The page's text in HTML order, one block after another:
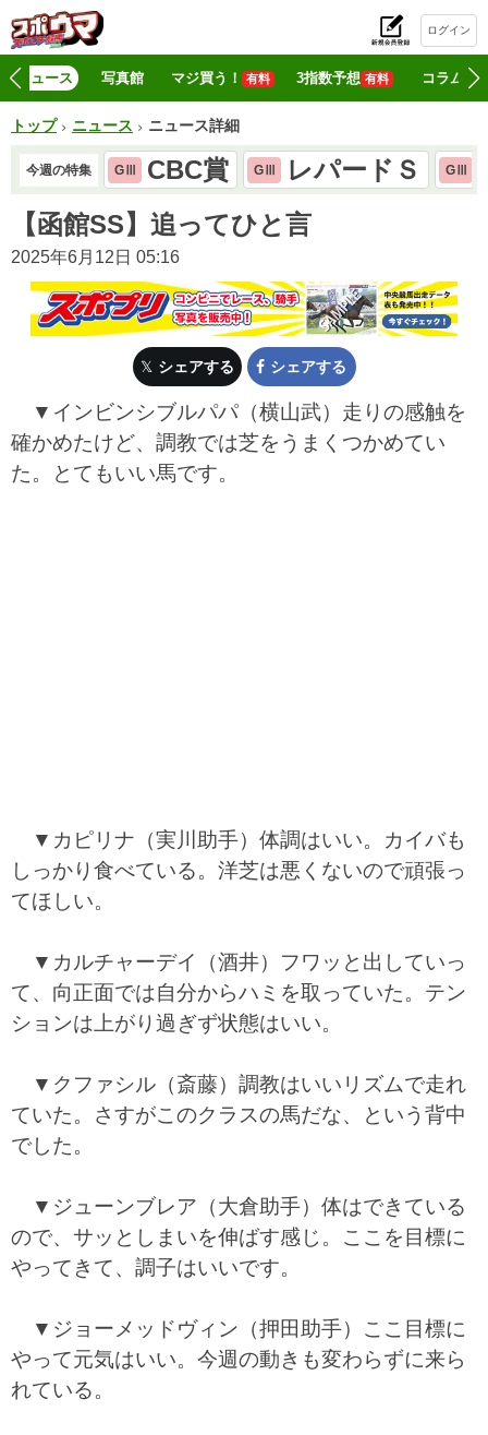
ログイン
ニュース 写真館 マジ買う！ 有料 3指数予想 有料 コラム
トップ ニュース ニュース詳細
今週の特集 GⅢ CBC賞 GⅢ レパードＳ GⅢ
【函館SS】追ってひと言
2025年6月12日 05:16
シェアする シェアする
▼インビンシブルパパ（横山武）走りの感触を
確かめたけど、調教では芝をうまくつかめてい
た。とてもいい馬です。
▼カピリナ（実川助手）体調はいい。カイバも
しっかり食べている。洋芝は悪くないので頑張っ
てほしい。
▼カルチャーデイ（酒井）フワッと出していっ
て、向正面では自分からハミを取っていた。テン
ションは上がり過ぎず状態はいい。
▼クファシル（斎藤）調教はいいリズムで走れ
ていた。さすがこのクラスの馬だな、という背中
でした。
▼ジューンブレア（大倉助手）体はできている
ので、サッとしまいを伸ばす感じ。ここを目標に
やってきて、調子はいいです。
▼ジョーメッドヴィン（押田助手）ここ目標に
やって元気はいい。今週の動きも変わらずに来ら
れている。